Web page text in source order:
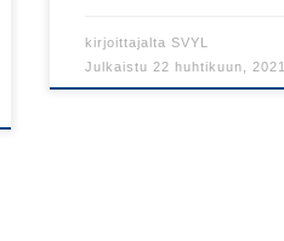
kirjoittajaltaSVYL
Julkaistu 22 huhtikuun, 2021